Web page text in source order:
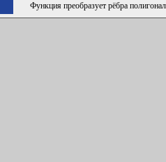
Функция преобразует рёбра